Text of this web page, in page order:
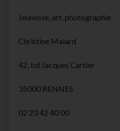
Jeunesse, art, photographie
Christine Malard
42, bd Jacques Cartier
35000 RENNES
02 23 42 40 00